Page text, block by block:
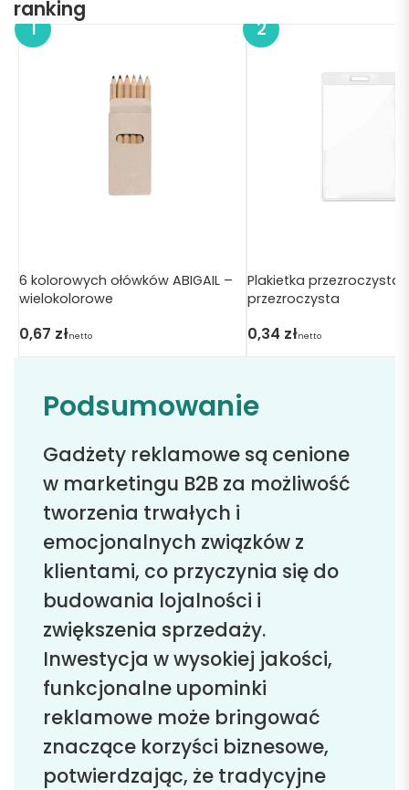
ranking
6 kolorowych ołówków ABIGAIL –
wielokolorowe
0,67 złnetto
Plakietka przezroczysta
przezroczysta
0,34 złnetto
Podsumowanie
Gadżety reklamowe są cenione
w marketingu B2B za możliwość
tworzenia trwałych i
emocjonalnych związków z
klientami, co przyczynia się do
budowania lojalności i
zwiększenia sprzedaży.
Inwestycja w wysokiej jakości,
funkcjonalne upominki
reklamowe może bringować
znaczące korzyści biznesowe,
potwierdzając, że tradycyjne